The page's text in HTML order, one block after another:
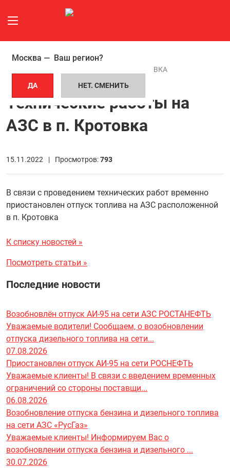
Москва — Ваш регион?
ДА НЕТ. СМЕНИТЬ
ГЛАВНАЯ СТРАНИЦА
НОВОСТИ
ТЕХНИЧЕСКИЕ РАБОТЫ НА АЗС В П. КРОТОВКА
Технические работы на
АЗС в п. Кротовка
15.11.2022 | Просмотров:793
В связи с проведением технических работ временно
приостановлен отпуск топлива на АЗС расположенной
в п. Кротовка
К списку новостей »
Посмотреть статьи »
Последние новости
Возобновлён отпуск АИ-95 на сети АЗС РОСТАНЕФТЬ
Уважаемые водители! Сообщаем, о возобновлении
отпуска дизельного топлива на сети...
07.08.2026
Приостановлен отпуск АИ-95 на сети РОСНЕФТЬ
Уважаемые клиенты! В связи с введением временных
ограничений со стороны поставщи...
06.08.2026
Возобновление отпуска бензина и дизельного топлива
на сети АЗС «РусГаз»
Уважаемые клиенты! Информируем Вас о
возобновлении отпуска бензина и дизельного ...
30.07.2026